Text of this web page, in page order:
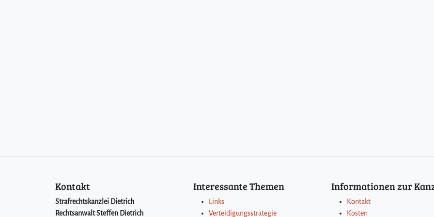
Kontakt
Strafrechtskanzlei Dietrich
Rechtsanwalt Steffen Dietrich
Interessante Themen
Links
Verteidigungsstrategie
Informationen zur
Kontakt
Kosten